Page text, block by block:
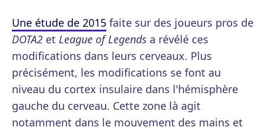
Une étude de 2015 faite sur des joueurs pros de
DOTA2 et League of Legends a révélé ces
modifications dans leurs cerveaux. Plus
précisément, les modifications se font au
niveau du cortex insulaire dans l'hémisphère
gauche du cerveau. Cette zone là agit
notamment dans le mouvement des mains et